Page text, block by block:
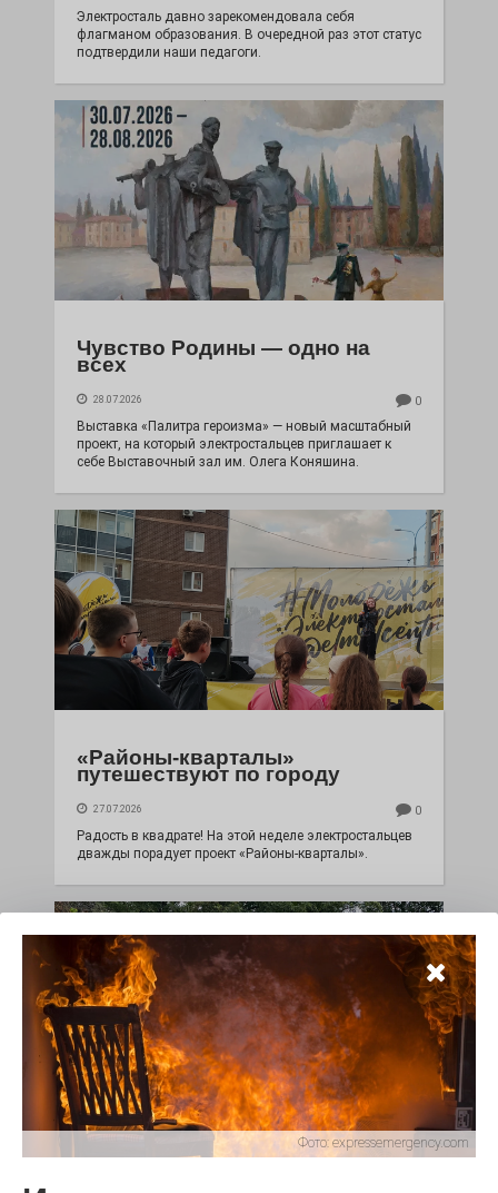
Электросталь давно зарекомендовала себя
флагманом образования. В очередной раз этот статус
подтвердили наши педагоги.
Чувство Родины — одно на
всех
28.07.2026 0
Выставка «Палитра героизма» — новый масштабный
проект, на который электростальцев приглашает к
себе Выставочный зал им. Олега Коняшина.
«Районы-кварталы»
путешествуют по городу
27.07.2026 0
Радость в квадрате! На этой неделе электростальцев
дважды порадует проект «Районы-кварталы».
100 футов под килем!Фото: expressemergency.com